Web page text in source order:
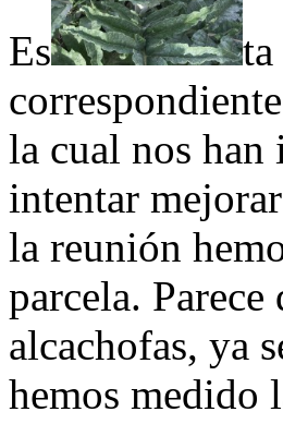
Es
la cual nos han
intentar
la reunión
parcela.
alcachofas, ya
hemos medido